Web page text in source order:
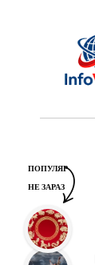
ПОПУЛЯР
НЕ ЗАРАЗ